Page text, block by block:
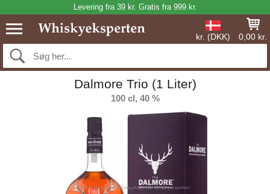
Levering fra 39 kr. Gratis fra 999 kr.
kr. (DKK) 0,00 kr.
Dalmore Trio (1 Liter)
100 cl, 40 %